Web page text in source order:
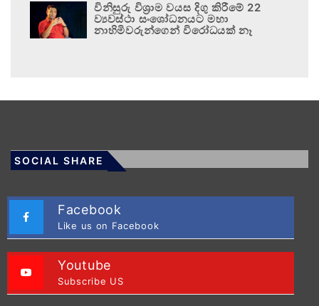
විනිසුරු විශ්‍රාම වයස දිගු කිරීමේ 22
ව්‍යවස්ථා සංශෝධනයට මහා
නාහිමිවරුන්ගෙන් විරෝධයක් නෑ
SOCIAL SHARE
Facebook
Like us on Facebook
Youtube
Subscribe US